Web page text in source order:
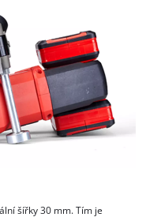
to load due
šířky 30 mm. Tím je